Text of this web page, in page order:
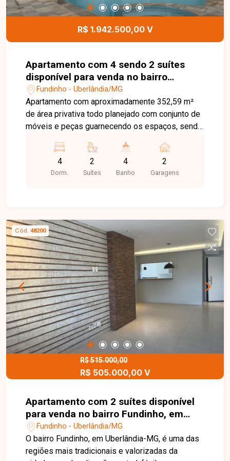
cidade. Entre em contato para mais informações
e agende sua visita.
R$ 1.942.500,00 V
Apartamento com 4 sendo 2 suítes
disponível para venda no bairro
Fundinho em Uberlândia - MG.
Fundinho - Uberlândia/MG
Apartamento com aproximadamente 352,59 m²
de área privativa todo planejado com conjunto de
móveis e peças guarnecendo os espaços, sendo
armários para 4 quartos com armários sendo 2
suítes, sendo máster com hidromassagem,
banheiro social, cozinha com armários, lavanderia,
piscina, churrasqueira, salão de festa.
4
Dorm.
2
Suítes
4
Banho
2
Garagens
Cód. 48200
R$ 515.000,00
R$ 505.000,00 V
Apartamento com 2 suítes disponível
para venda no bairro Fundinho, em
Uberlândia-MG.
Fundinho - Uberlândia/MG
O bairro Fundinho, em Uberlândia-MG, é uma das
regiões mais tradicionais e valorizadas da